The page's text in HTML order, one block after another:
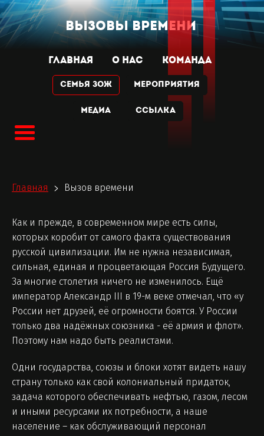
ВЫЗОВЫ ВРЕМЕНИ
ГЛАВНАЯ О НАС КОМАНДА
Семья ЗОЖ МЕРОПРИЯТИЯ
МЕДИА Ссылка
Главная > Вызов времени
Как и прежде, в современном мире есть силы,
которых коробит от самого факта существования
русской цивилизации. Им не нужна независимая,
сильная, единая и процветающая Россия Будущего.
За многие столетия ничего не изменилось. Ещё
император Александр III в 19-м веке отмечал, что «у
России нет друзей, её огромности боятся. У России
только два надёжных союзника - её армия и флот».
Поэтому нам надо быть реалистами.
Одни государства, союзы и блоки хотят видеть нашу
страну только как свой колониальный придаток,
задача которого обеспечивать нефтью, газом, лесом
и иными ресурсами их потребности, а наше
население – как обслуживающий персонал